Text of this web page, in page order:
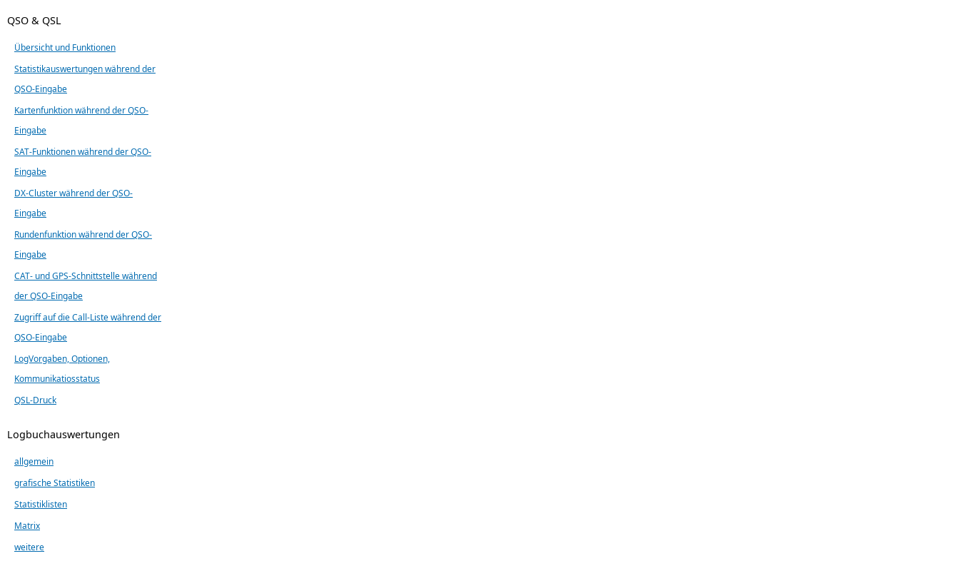
QSO & QSL
Übersicht und Funktionen
Statistikauswertungen während der
QSO-Eingabe
Kartenfunktion während der QSO-
Eingabe
SAT-Funktionen während der QSO-
Eingabe
DX-Cluster während der QSO-
Eingabe
Rundenfunktion während der QSO-
Eingabe
CAT- und GPS-Schnittstelle während
der QSO-Eingabe
Zugriff auf die Call-Liste während der
QSO-Eingabe
LogVorgaben, Optionen,
Kommunikatiosstatus
QSL-Druck
Logbuchauswertungen
allgemein
grafische Statistiken
Statistiklisten
Matrix
weitere